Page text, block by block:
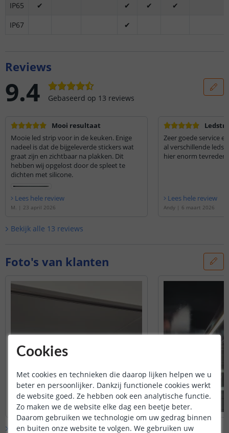
IP65
✔ ✔ ✔
✔
IP67
✔
Reviews
9.4 Gebaseerd op 13 reviews
Mooi resultaat
Mooie led strip voor in de keuken. Enige
nadeel is dat de bijgeleverde stickers wat
graat zijn en zichtbaar na plakken. Dit
hebben wij opgelost door de spleet te
dichten met silicone.
Lees hele review
M. | 23 april 2026
Zeer goede service
al verschillende
hier enorm
Lees hele review
Andy| 6 maart 2026
Bekijk alle 13 reviews
Foto's van klanten
Bekijk alleklantfoto’s
Cookies
Met cookies en technieken die daarop lijken helpen we u
beter en persoonlijker. Dankzij functionele cookies werkt
de website goed. Ze hebben ook een analytische functie.
Zo maken we de website elke dag een beetje beter.
Daarom gebruiken we technologie om uw gedrag binnen
en buiten onze website te volgen. We gebruiken uw